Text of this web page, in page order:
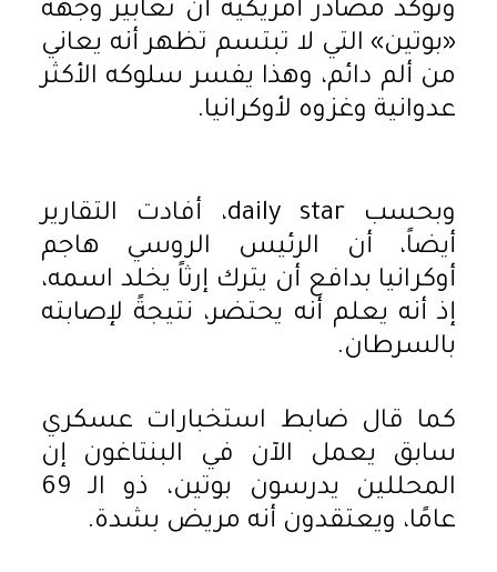
وتؤكد مصادر أمريكية أن تعابير وجهه
«بوتين» التي لا تبتسم تظهر أنه يعاني
من ألم دائم، وهذا يفسر سلوكه الأكثر
عدوانية وغزوه لأوكرانيا.
وبحسب daily star، أفادت التقارير
أيضاً، أن الرئيس الروسي هاجم
أوكرانيا بدافع أن يترك إرثاً يخلد اسمه،
إذ أنه يعلم أنه يحتضر، نتيجةً لإصابته
بالسرطان.
كما قال ضابط استخبارات عسكري
سابق يعمل الآن في البنتاغون إن
المحللين يدرسون بوتين، ذو الـ 69
عامًا، ويعتقدون أنه مريض بشدة.